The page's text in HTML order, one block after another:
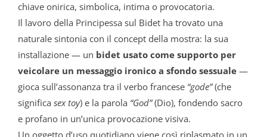
chiave onirica, simbolica, intima o provocatoria.
Il lavoro della Principessa sul Bidet ha trovato una
naturale sintonia con il concept della mostra: la sua
installazione — un bidet usato come supporto per
veicolare un messaggio ironico a sfondo sessuale —
gioca sull’assonanza tra il verbo francese “gode”(che
significa sex toy) e la parola “God”(Dio), fondendo sacro
e profano in un’unica provocazione visiva.